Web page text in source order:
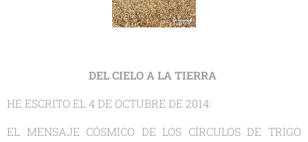
DEL CIELO A LA TIERRA
HE ESCRITO EL 4 DE OCTUBRE DE 2014:
EL MENSAJE CÓSMICO DE LOS CÍRCULOS DE TRIGO